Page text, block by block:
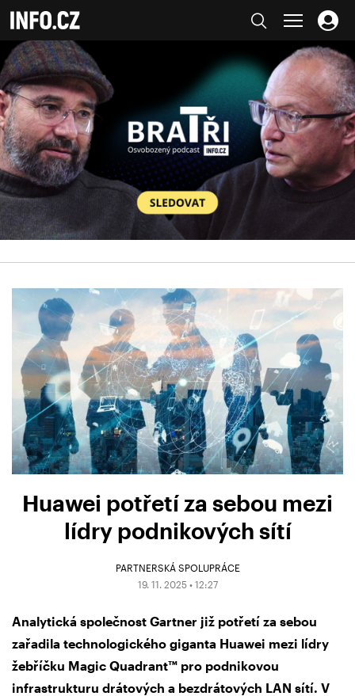
Huawei potřetí za sebou mezi
lídry podnikových sítí
PARTNERSKÁ SPOLUPRÁCE
19. 11. 2025 • 12:27
Analytická společnost Gartner již potřetí za sebou
zařadila technologického giganta Huawei mezi lídry
žebříčku Magic Quadrant™ pro podnikovou
infrastrukturu drátových a bezdrátových LAN sítí. V